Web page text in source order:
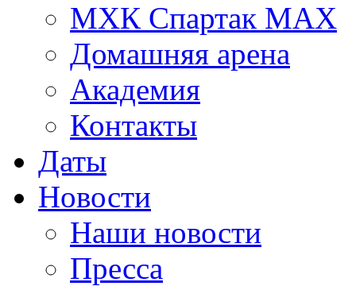
МХК Спартак МАХ
Домашняя арена
Академия
Контакты
Даты
Новости
Наши новости
Пресса